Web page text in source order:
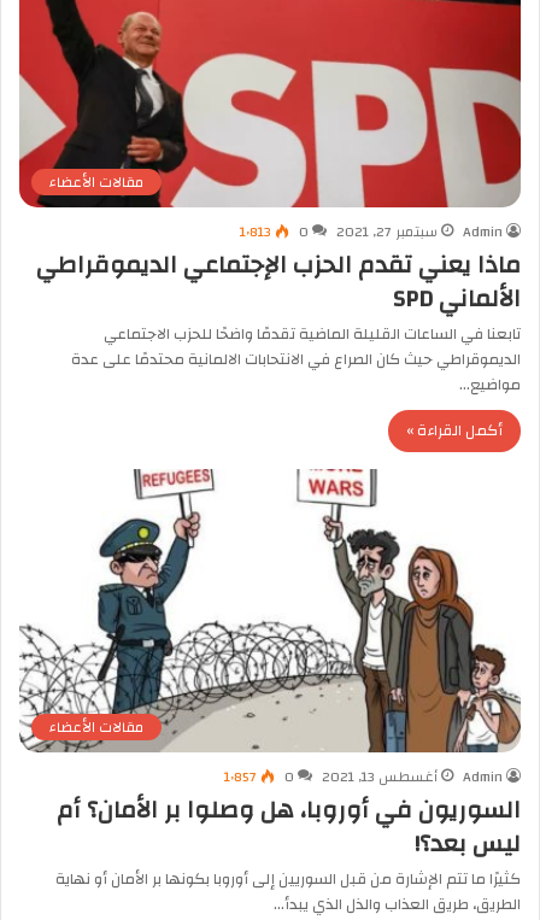
مقالات الأعضاء
Admin
سبتمبر 27, 2021 0 1٬813
ماذا يعني تقدم الحزب الإجتماعي الديموقراطي
الألماني SPD
تابعنا في الساعات القليلة الماضية تقدمًا واضحًا للحزب الاجتماعي
الديموقراطي حيث كان الصراع في الانتحابات الالمانية محتدمًا على عدة
مواضيع…
أكمل القراءة »
مقالات الأعضاء
Admin
أغسطس 13, 2021 0 1٬857
السوريون في أوروبا، هل وصلوا بر الأمان؟ أم
ليس بعد؟!
كثيرًا ما تتم الإشارة من قبل السوريين إلى أوروبا بكونها بر الأمان أو نهاية
الطريق، طريق العذاب والذل الذي يبدأ…